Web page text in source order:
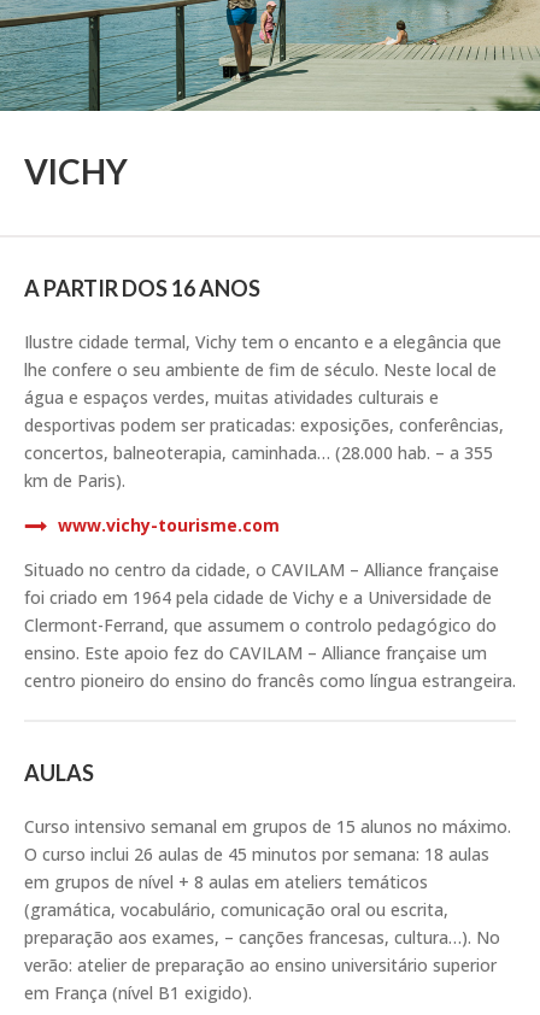
VICHY
A PARTIR DOS 16 ANOS
Ilustre cidade termal, Vichy tem o encanto e a elegância que
lhe confere o seu ambiente de fim de século. Neste local de
água e espaços verdes, muitas atividades culturais e
desportivas podem ser praticadas: exposições, conferências,
concertos, balneoterapia, caminhada… (28.000 hab. – a 355
km de Paris).
www.vichy-tourisme.com
Situado no centro da cidade, o CAVILAM – Alliance française
foi criado em 1964 pela cidade de Vichy e a Universidade de
Clermont-Ferrand, que assumem o controlo pedagógico do
ensino. Este apoio fez do CAVILAM – Alliance française um
centro pioneiro do ensino do francês como língua estrangeira.
AULAS
Curso intensivo semanal em grupos de 15 alunos no máximo.
O curso inclui 26 aulas de 45 minutos por semana: 18 aulas
em grupos de nível + 8 aulas em ateliers temáticos
(gramática, vocabulário, comunicação oral ou escrita,
preparação aos exames, – canções francesas, cultura…). No
verão: atelier de preparação ao ensino universitário superior
em França (nível B1 exigido).